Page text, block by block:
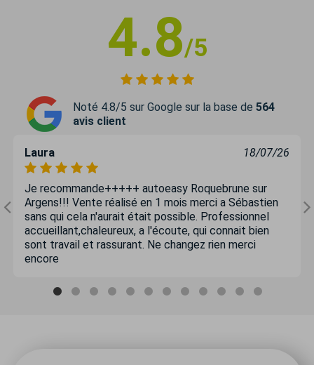
4.8/5
Noté 4.8/5 sur Google sur la base de 564
avis client
Laura 18/07/26
Je recommande+++++ autoeasy Roquebrune sur
Argens!!! Vente réalisé en 1 mois merci a Sébastien
sans qui cela n'aurait était possible. Professionnel
accueillant,chaleureux, a l'écoute, qui connait bien
sont travail et rassurant. Ne changez rien merci
encore